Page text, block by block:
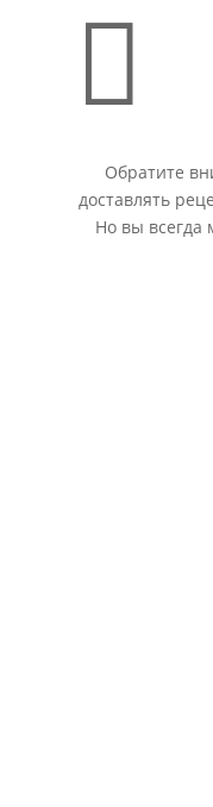

Обратите
доставлять
Но вы всегда